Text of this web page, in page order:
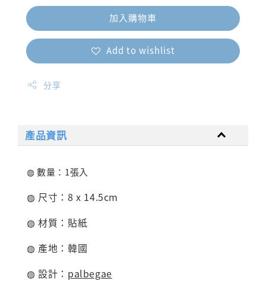
加入購物車
Add to wishlist
分享
產品資訊
◍ 數量：1張入
◍ 尺寸：8 x 14.5cm
◍ 材質：貼紙
◍ 產地：韓國
◍ 設計： palbegae